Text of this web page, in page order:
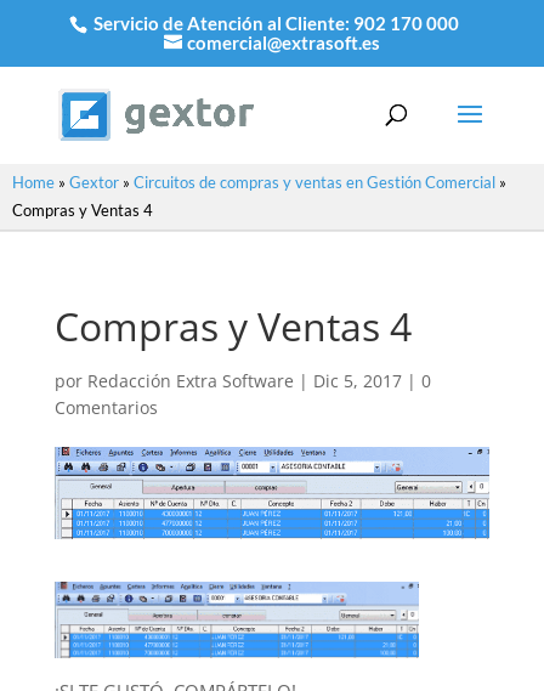
Servicio de Atención al Cliente: 902 170 000
comercial@extrasoft.es
Home » Gextor » Circuitos de compras y ventas en Gestión Comercial »
Compras y Ventas 4
Compras y Ventas 4
por Redacción Extra Software | Dic 5, 2017| 0
Comentarios